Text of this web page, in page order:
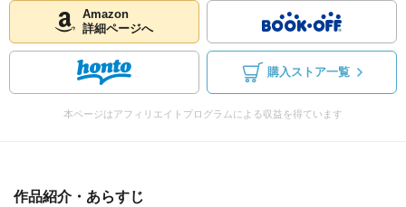
Amazon
詳細ページへ
購入ストア一覧
本ページはアフィリエイトプログラムによる収益を得ています
作品紹介・あらすじ